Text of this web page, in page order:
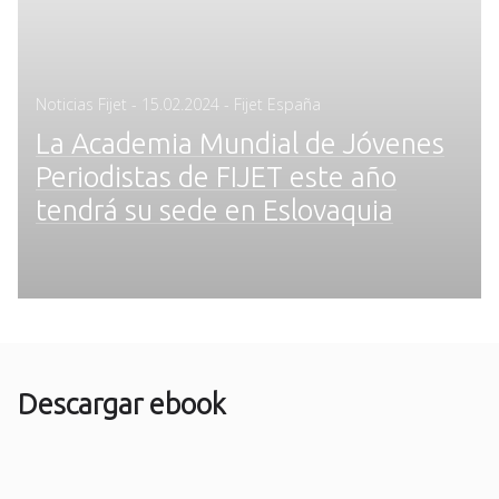
Noticias Fijet - Posted
15.02.2024 - Fijet España
La Academia Mundial de Jóvenes
Periodistas de FIJET este año
tendrá su sede en Eslovaquia
Descargar ebook